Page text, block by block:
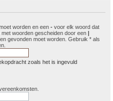
worden en een - voor elk woord dat
woorden gescheiden door een |
gevonden moet worden. Gebruik * als
zoals het is ingevuld